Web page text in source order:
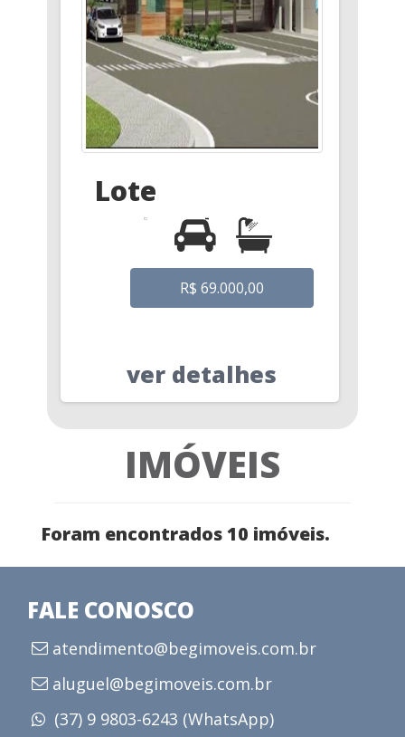
Lote
R$ 69.000,00
ver detalhes
IMÓVEIS
Foram encontrados 10 imóveis.
FALE CONOSCO
atendimento@begimoveis.com.br
aluguel@begimoveis.com.br
(37) 9 9803-6243 (WhatsApp)